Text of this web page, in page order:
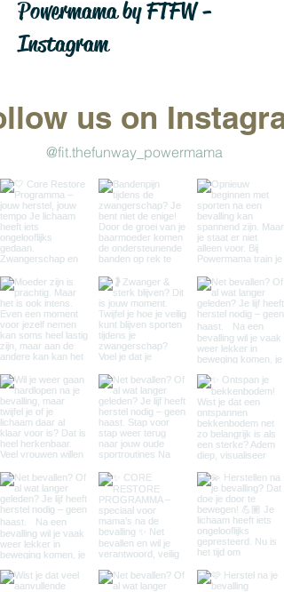
Powermama by FTFW -
Instagram
us on
@fit.thefunway_powermama